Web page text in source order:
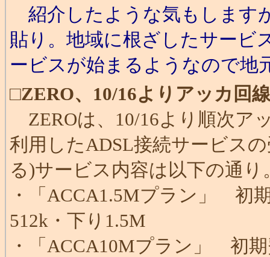
紹介したような気もします
貼り。地域に根ざしたサービ
ービスが始まるようなので
□ZERO、10/16よりアッカ回
ZEROは、10/16より順次ア
利用したADSL接続サービス
る)サービス内容は以下の通り
・「ACCA1.5Mプラン」 初
512k・下り1.5M
・「ACCA10Mプラン」 初